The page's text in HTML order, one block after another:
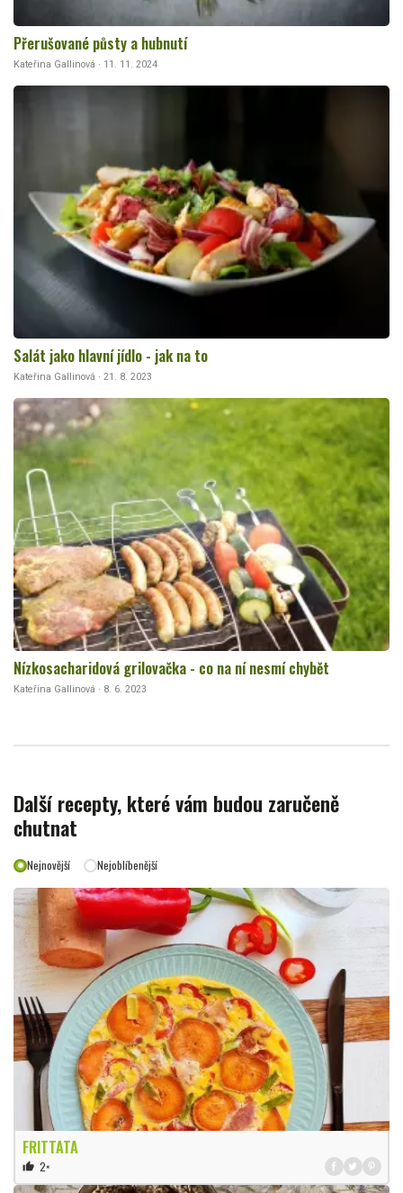
Přerušované půsty a hubnutí
Kateřina Gallinová · 11. 11. 2024
Salát jako hlavní jídlo - jak na to
Kateřina Gallinová · 21. 8. 2023
Nízkosacharidová grilovačka - co na ní nesmí chybět
Kateřina Gallinová · 8. 6. 2023
Další recepty, které vám budou zaručeně
chutnat
Nejnovější Nejoblíbenější
FRITTATA
thumb_up 2×